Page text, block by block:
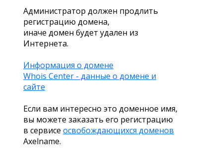
Администратор должен продлить
регистрацию домена,
иначе домен будет удален из
Интернета.
Информация о домене
Whois Center - данные о домене и
сайте
Если вам интересно это доменное имя,
вы можете заказать его регистрацию
в сервисе освобождающихся доменов
Axelname.